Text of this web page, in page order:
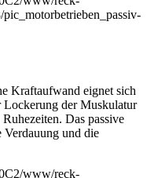
Kraftaufwand eignet sich
Lockerung der Muskulatur
Das passive
und die